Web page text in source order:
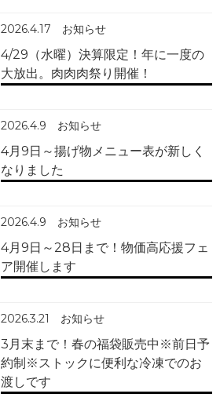
2026.4.17 お知らせ
4/29（水曜）決算限定！年に一度の
大放出。肉肉肉祭り開催！
2026.4.9 お知らせ
4月9日～揚げ物メニュー表が新しく
なりました
2026.4.9 お知らせ
4月9日～28日まで！物価高応援フェ
ア開催します
2026.3.21 お知らせ
3月末まで！春の福袋販売中※前日予
約制※ストックに便利な冷凍でのお
渡しです